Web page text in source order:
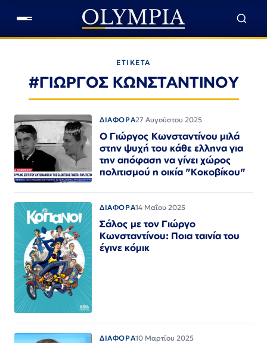
ΕΤΙΚΕΤΑ
#ΓΙΩΡΓΟΣ ΚΩΝΣΤΑΝΤΙΝΟΥ
ΔΙΑΦΟΡΑ27 Αυγούστου 2025
Ο Γιώργος Κωνσταντίνου μιλά
στην ψυχή του κάθε ελληνα για
την απόφαση να γίνει χώρος
πολιτισμού η οικία "Κοκοβίκου"
ΔΙΑΦΟΡΑ14 Μαΐου 2025
Σάλος με τον Γιώργο
Κωνσταντίνου: Ποια ταινία του
έγινε κόμικ
ΔΙΑΦΟΡΑ10 Μαρτίου 2025